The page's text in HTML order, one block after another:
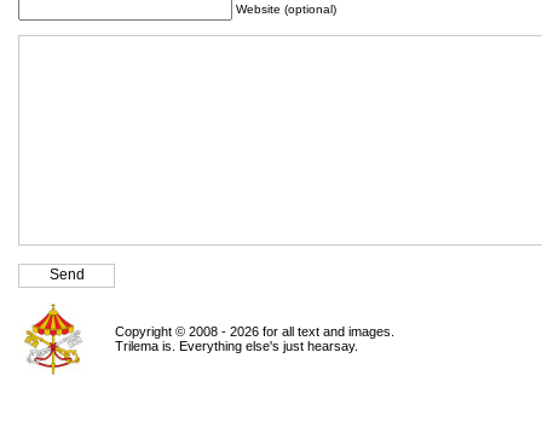
Website (optional)
Copyright © 2008 - 2026 for all text and images.
Trilema is. Everything else's just hearsay.